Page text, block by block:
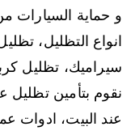
و حماية السيارات
انواع التظليل،
سيراميك، تظليل
عند البيت، ادوات